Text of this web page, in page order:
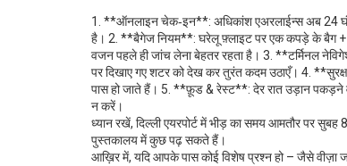
1. **ऑनलाइन चेक‑इन**: अधिकांश एअरलाईन्स अब 24 घंटे
है। 2. **बैगेज नियम**: घरेलू फ़्लाइट पर एक कपड़े के बैग +
वजन पहले ही जांच लेना बेहतर रहता है। 3. **टर्मिनल
पर दिखाए गए शटर को देख कर तुरंत कदम उठाएँ। 4.
पास हो जाते हैं। 5. **फ़ूड & रेस्ट**: देर रात उड़ान पकड़ने
न करें।
ध्यान रखें, दिल्ली एयरपोर्ट में भीड़ का समय आमतौर पर
पुस्तकालय में कुछ पढ़ सकते हैं।
आख़िर में, यदि आपके पास कोई विशेष प्रश्न हो – जैसे वीज़ा